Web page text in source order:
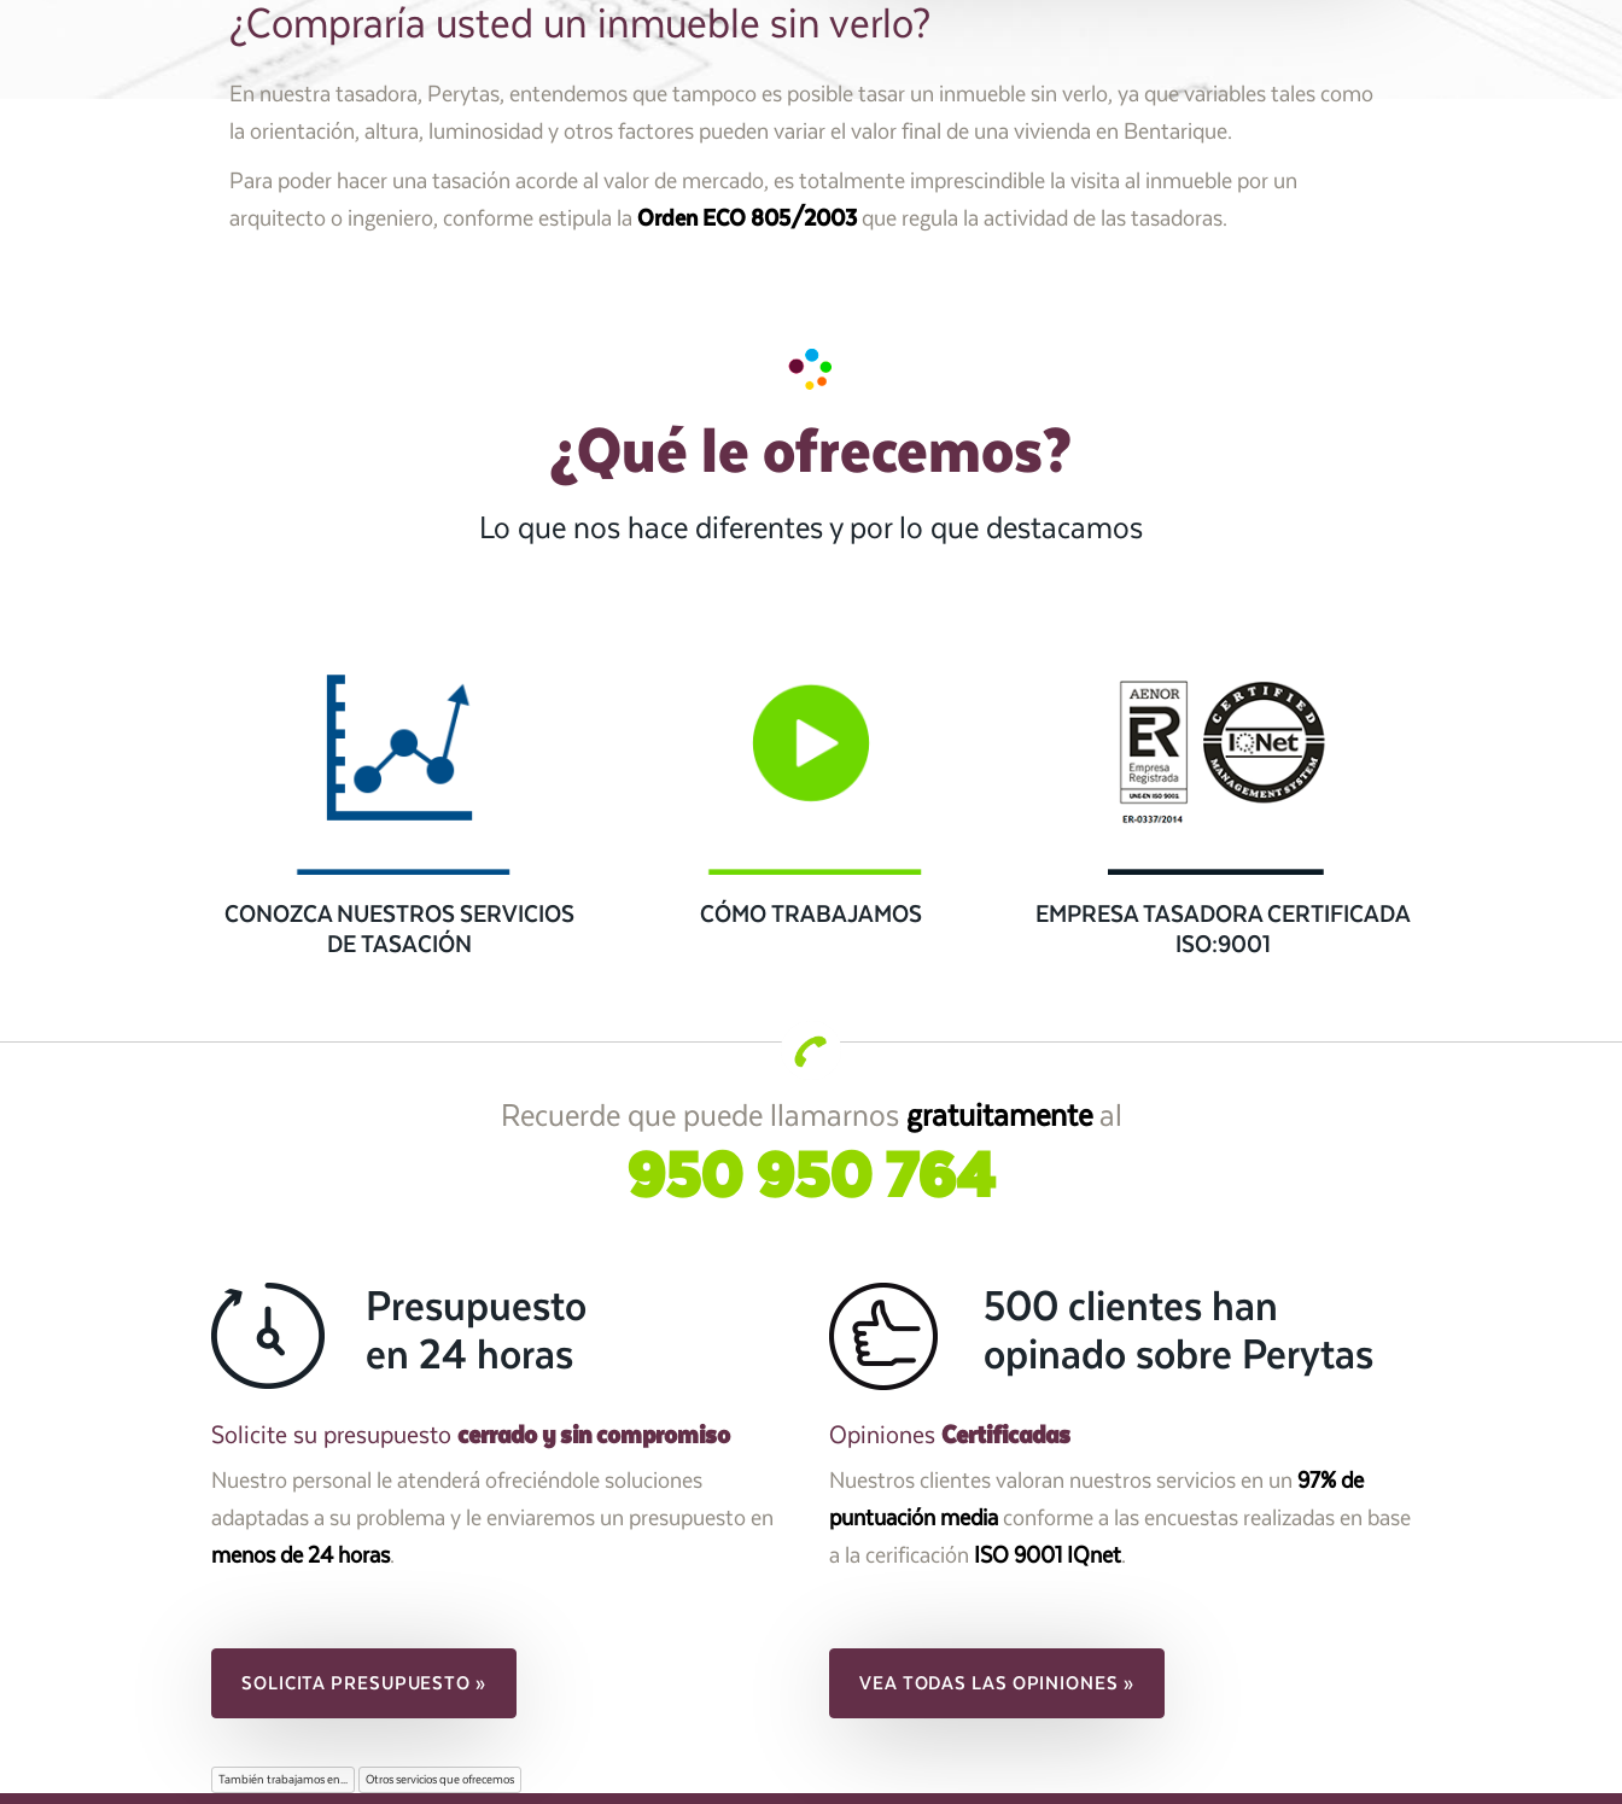
¿Compraría usted un inmueble sin verlo?
En nuestra tasadora, Perytas, entendemos que tampoco es posible tasar un inmueble sin verlo, ya que variables tales como
la orientación, altura, luminosidad y otros factores pueden variar el valor final de una vivienda en Bentarique.
Para poder hacer una tasación acorde al valor de mercado, es totalmente imprescindible la visita al inmueble por un
arquitecto o ingeniero, conforme estipula la Orden ECO 805/2003que regula la actividad de las tasadoras.
¿Qué le ofrecemos?
Lo que nos hace diferentes y por lo que destacamos
CONOZCA NUESTROS SERVICIOS
DE TASACIÓN
CÓMO TRABAJAMOS
EMPRESA TASADORA CERTIFICADA
ISO:9001
Recuerde que puede llamarnos gratuitamenteal
950 950 764
Presupuesto
en 24 horas
Solicite su presupuesto cerrado y sin compromiso
Nuestro personal le atenderá ofreciéndole soluciones
adaptadas a su problema y le enviaremos un presupuesto en
menos de 24 horas.
SOLICITA PRESUPUESTO »
500 clientes han
opinado sobre Perytas
Opiniones Certificadas
Nuestros clientes valoran nuestros servicios en un 97% de
puntuación mediaconforme a las encuestas realizadas en base
a la cerificación ISO 9001 IQnet.
VEA TODAS LAS OPINIONES »
También trabajamos en... Otros servicios que ofrecemos